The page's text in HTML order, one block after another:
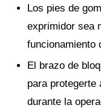
Los pies de
exprimidor sea
funcionamiento
El brazo de
para protegerte
durante la